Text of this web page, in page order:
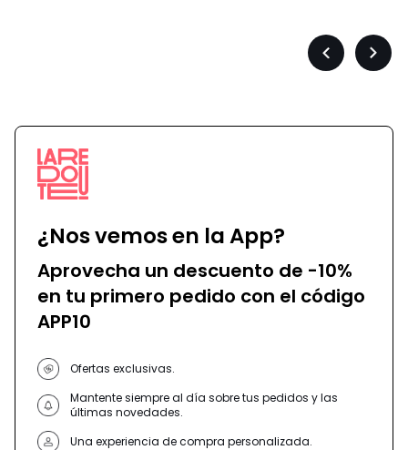
Précédent
¿Nos vemos en la App?
Aprovecha un descuento de -10%
en tu primero pedido con el código
APP10
Ofertas exclusivas.
Mantente siempre al día sobre tus pedidos y las
últimas novedades.
Una experiencia de compra personalizada.